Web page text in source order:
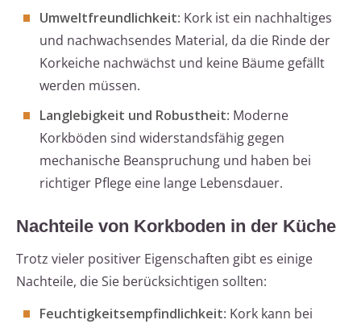
Umweltfreundlichkeit: Kork ist ein nachhaltiges
und nachwachsendes Material, da die Rinde der
Korkeiche nachwächst und keine Bäume gefällt
werden müssen.
Langlebigkeit und Robustheit: Moderne
Korkböden sind widerstandsfähig gegen
mechanische Beanspruchung und haben bei
richtiger Pflege eine lange Lebensdauer.
Nachteile von Korkboden in der Küche
Trotz vieler positiver Eigenschaften gibt es einige
Nachteile, die Sie berücksichtigen sollten:
Feuchtigkeitsempfindlichkeit: Kork kann bei